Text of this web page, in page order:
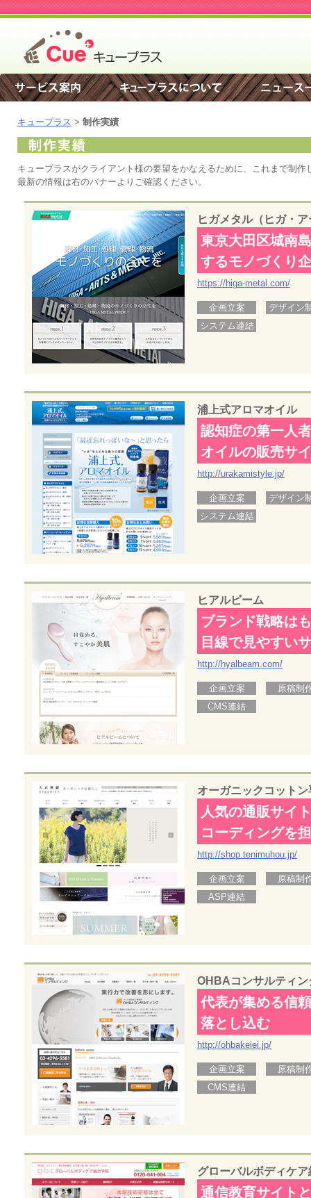
キュープラス > 制作実績
キュープラスがクライアント様の要望をかなえるために、これまで制
最新の情報は右のバナーよりご確認ください。
ヒガメタル（ヒガ・
東京大田区城南
するモノづくり
https://higa-metal.com/
企画立案
デザイン
システム連結
浦上式アロマオイル
認知症の第一人
オイルの販売サ
http://urakamistyle.jp/
企画立案
デザイン
システム連結
ヒアルビーム
ブランド戦略は
目線で見やすい
http://hyalbeam.com/
企画立案
原稿制
CMS連結
オーガニックコット
人気の通販サイ
コーディングを
http://shop.tenimuhou.jp/
企画立案
原稿制
ASP連結
OHBAコンサルティン
代表が集める信
落とし込む
http://ohbakeiei.jp/
企画立案
原稿制
CMS連結
グローバルボディケ
通信教育サイトと